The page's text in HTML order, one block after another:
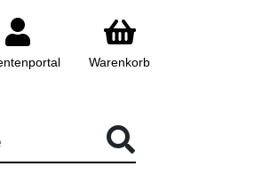
Warenkorb